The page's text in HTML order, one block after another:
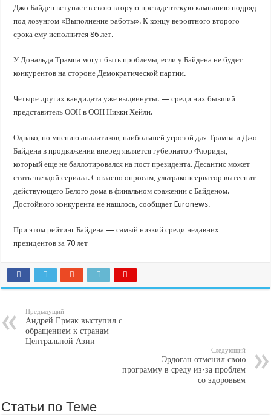
Важные правила обращения в вашу страховую компанию
В городах и районах Кубани отметили День России
Стартовал прием заявок на 20-й юбилейный молодежный форум «Регион 93»
Джо Байден вступает в свою вторую президентскую кампанию подряд
под лозунгом «Выполнение работы». К концу вероятного второго
срока ему исполнится 86 лет.
У Дональда Трампа могут быть проблемы, если у Байдена не будет
конкурентов на стороне Демократической партии.
Четыре других кандидата уже выдвинуты. — среди них бывший
представитель ООН в ООН Никки Хейли.
Однако, по мнению аналитиков, наибольшей угрозой для Трампа и Джо
Байдена в продвижении вперед является губернатор Флориды,
который еще не баллотировался на пост президента. Десантис может
стать звездой сериала. Согласно опросам, ультраконсерватор вытеснит
действующего Белого дома в финальном сражении с Байденом.
Достойного конкурента не нашлось, сообщает Euronews.
При этом рейтинг Байдена — самый низкий среди недавних
президентов за 70 лет
Предыдущий
Андрей Ермак выступил с
обращением к странам
Центральной Азии
Следующий
Эрдоган отменил свою
программу в среду из-за проблем
со здоровьем
Статьи по Теме